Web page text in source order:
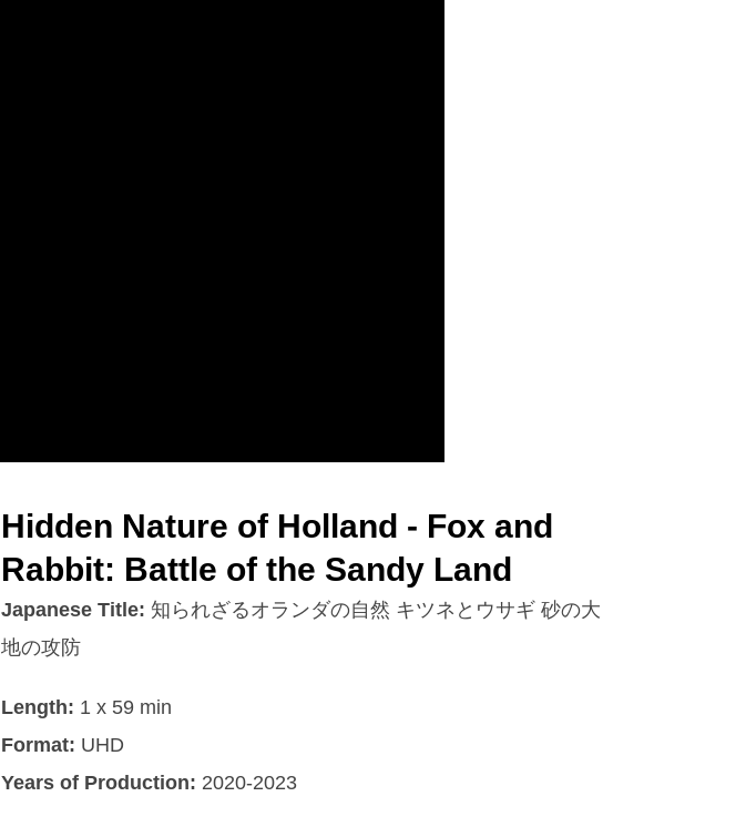
Hidden Nature of Holland - Fox and
Rabbit: Battle of the Sandy Land
Japanese Title: 知られざるオランダの自然 キツネとウサギ 砂の大
地の攻防
Length: 1 x 59 min
Format: UHD
Years of Production: 2020-2023